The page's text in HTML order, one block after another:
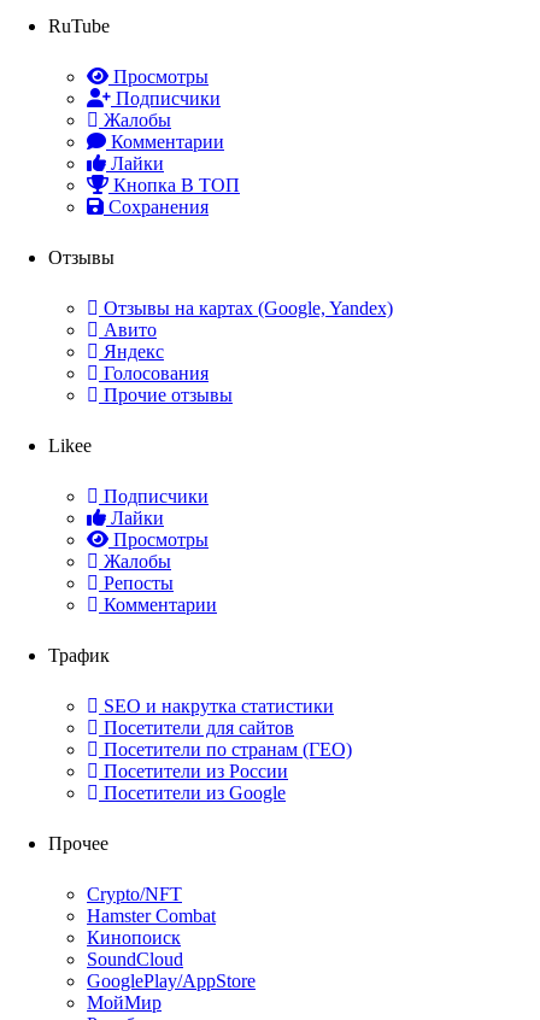
RuTube
Просмотры
Подписчики
Жалобы
Комментарии
Лайки
Кнопка В ТОП
Сохранения
Отзывы
Отзывы на картах (Google, Yandex)
Авито
Яндекс
Голосования
Прочие отзывы
Likee
Подписчики
Лайки
Просмотры
Жалобы
Репосты
Комментарии
Трафик
SEO и накрутка статистики
Посетители для сайтов
Посетители по странам (ГЕО)
Посетители из России
Посетители из Google
Прочее
Crypto/NFT
Hamster Combat
Кинопоиск
SoundCloud
GooglePlay/AppStore
МойМир